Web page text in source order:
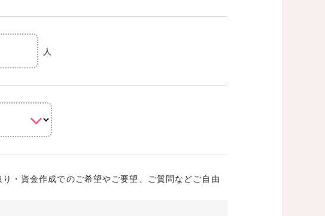
人
・資金作成でのご希望やご要望、ご質問などご自由